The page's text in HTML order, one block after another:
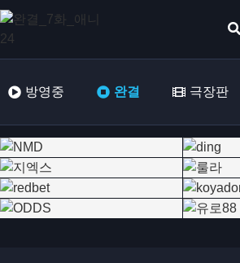
방영중 완결 극장판